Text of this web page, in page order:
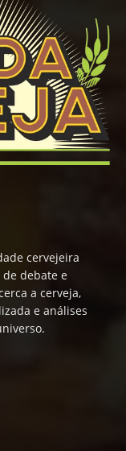
cervejeira
debate e
a cerveja,
e análises